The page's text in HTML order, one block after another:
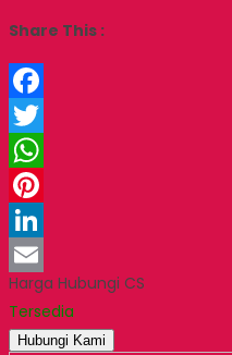
Share This :
Facebook
Twitter
WhatsApp
Pinterest
LinkedIn
Email
Harga Hubungi CS
Tersedia
Hubungi Kami